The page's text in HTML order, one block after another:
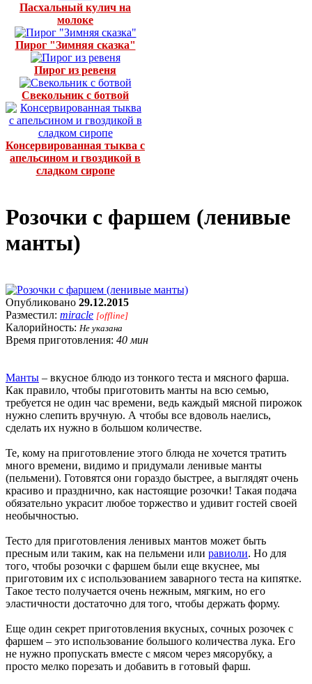
Пасхальный кулич на
молоке
Пирог "Зимняя сказка"
Пирог из ревеня
Свекольник с ботвой
Консервированная тыква с
апельсином и гвоздикой в
сладком сиропе
Розочки с фаршем (ленивые
манты)
Опубликовано 29.12.2015
Разместил: miracle [offline]
Калорийность: Не указана
Время приготовления: 40 мин
Манты – вкусное блюдо из тонкого теста и мясного фарша.
Как правило, чтобы приготовить манты на всю семью,
требуется не один час времени, ведь каждый мясной пирожок
нужно слепить вручную. А чтобы все вдоволь наелись,
сделать их нужно в большом количестве.
Те, кому на приготовление этого блюда не хочется тратить
много времени, видимо и придумали ленивые манты
(пельмени). Готовятся они гораздо быстрее, а выглядят очень
красиво и празднично, как настоящие розочки! Такая подача
обязательно украсит любое торжество и удивит гостей своей
необычностью.
Тесто для приготовления ленивых мантов может быть
пресным или таким, как на пельмени или равиоли. Но для
того, чтобы розочки с фаршем были еще вкуснее, мы
приготовим их с использованием заварного теста на кипятке.
Такое тесто получается очень нежным, мягким, но его
эластичности достаточно для того, чтобы держать форму.
Еще один секрет приготовления вкусных, сочных розочек с
фаршем – это использование большого количества лука. Его
не нужно пропускать вместе с мясом через мясорубку, а
просто мелко порезать и добавить в готовый фарш.